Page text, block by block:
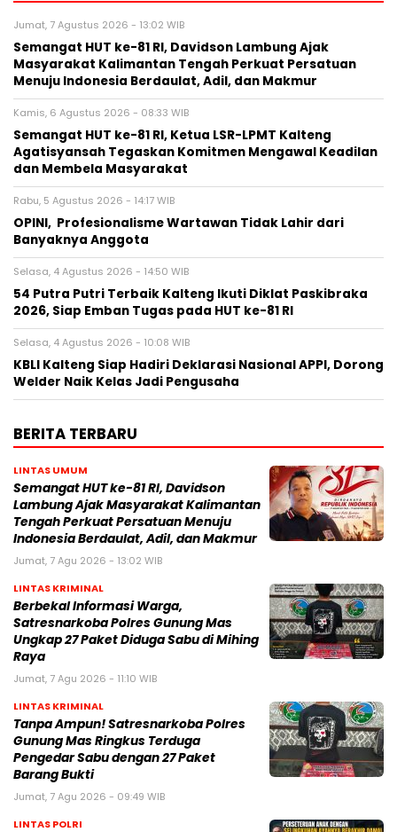
Jumat, 7 Agustus 2026 - 13:02 WIB
Semangat HUT ke-81 RI, Davidson Lambung Ajak
Masyarakat Kalimantan Tengah Perkuat Persatuan
Menuju Indonesia Berdaulat, Adil, dan Makmur
Kamis, 6 Agustus 2026 - 08:33 WIB
Semangat HUT ke-81 RI, Ketua LSR-LPMT Kalteng
Agatisyansah Tegaskan Komitmen Mengawal Keadilan
dan Membela Masyarakat
Rabu, 5 Agustus 2026 - 14:17 WIB
OPINI, Profesionalisme Wartawan Tidak Lahir dari
Banyaknya Anggota
Selasa, 4 Agustus 2026 - 14:50 WIB
54 Putra Putri Terbaik Kalteng Ikuti Diklat Paskibraka
2026, Siap Emban Tugas pada HUT ke-81 RI
Selasa, 4 Agustus 2026 - 10:08 WIB
KBLI Kalteng Siap Hadiri Deklarasi Nasional APPI, Dorong
Welder Naik Kelas Jadi Pengusaha
BERITA TERBARU
LINTAS UMUM
Semangat HUT ke-81 RI, Davidson
Lambung Ajak Masyarakat Kalimantan
Tengah Perkuat Persatuan Menuju
Indonesia Berdaulat, Adil, dan Makmur
Jumat, 7 Agu 2026 - 13:02 WIB
LINTAS KRIMINAL
Berbekal Informasi Warga,
Satresnarkoba Polres Gunung Mas
Ungkap 27 Paket Diduga Sabu di Mihing
Raya
Jumat, 7 Agu 2026 - 11:10 WIB
LINTAS KRIMINAL
Tanpa Ampun! Satresnarkoba Polres
Gunung Mas Ringkus Terduga
Pengedar Sabu dengan 27 Paket
Barang Bukti
Jumat, 7 Agu 2026 - 09:49 WIB
LINTAS POLRI